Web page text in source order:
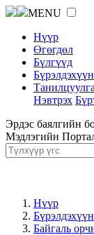
MENU
Нүүр
Өгөгдөл
Бүлгүүд
Танилцуулга
Нэвтрэх
Эрдэс баялгийн
Мэдлэгийн
Нүүр
Байгаль